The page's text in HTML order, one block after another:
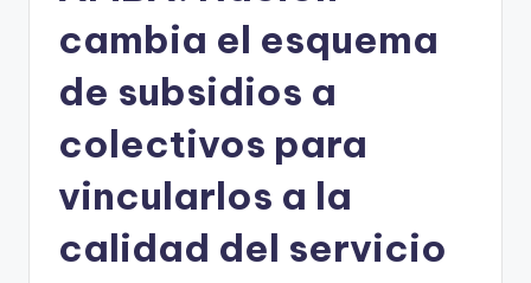
cambia el esquema
de subsidios a
colectivos para
vincularlos a la
calidad del servicio